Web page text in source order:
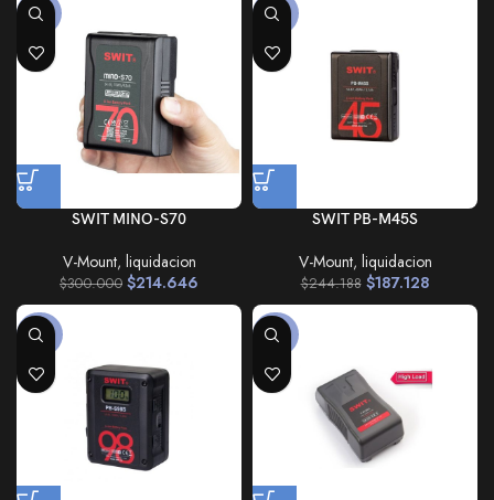
-28%
SWIT MINO-S70
V-Mount, liquidacion
$300.000 $214.646
-23%
SWIT PB-M45S
V-Mount, liquidacion
$244.188 $187.128
-24% -43%